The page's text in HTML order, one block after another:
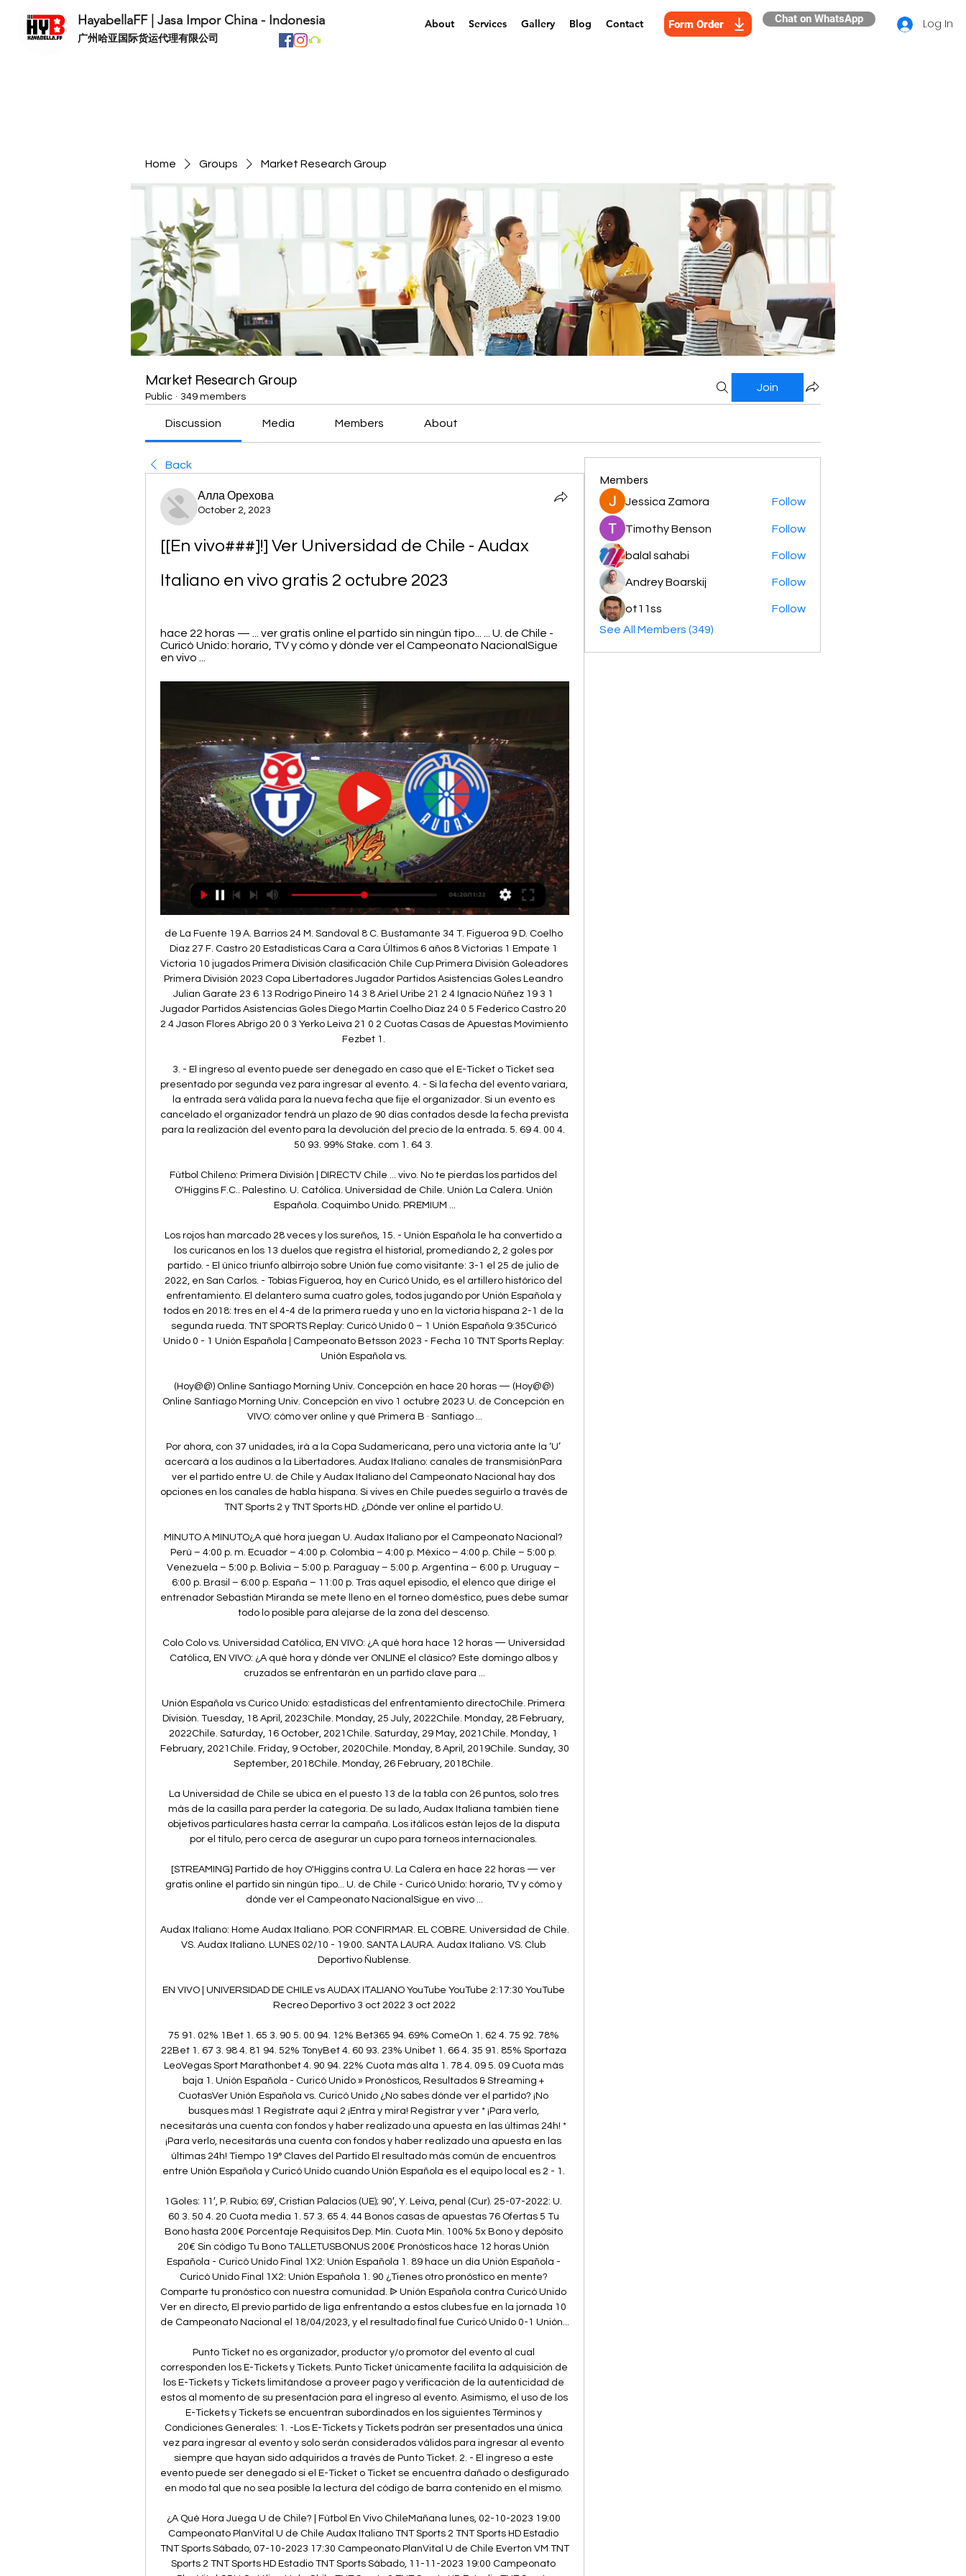
HayabellaFF | Jasa Impor China - Indonesia
​广州哈亚国际货运代理有限公司
About Services Gallery Blog Contact Form Order Chat on WhatsApp Log In
Home Groups Market Research Group
Market Research Group
Public · 349 members
Join
Discussion Media Members About
Back
Алла Орехова
October 2, 2023
[[En vivo###]!] Ver Universidad de Chile - Audax
Italiano en vivo gratis 2 octubre 2023
hace 22 horas — ... ver gratis online el partido sin ningún tipo... ... U. de Chile -
Curicó Unido: horario, TV y cómo y dónde ver el Campeonato NacionalSigue
en vivo ...
de La Fuente 19 A. Barrios 24 M. Sandoval 8 C. Bustamante 34 T. Figueroa 9 D. Coelho
Diaz 27 F. Castro 20 Estadísticas Cara a Cara Últimos 6 años 8 Victorias 1 Empate 1
Victoria 10 jugados Primera División clasificación Chile Cup Primera División Goleadores
Primera División 2023 Copa Libertadores Jugador Partidos Asistencias Goles Leandro
Julian Garate 23 6 13 Rodrigo Pineiro 14 3 8 Ariel Uribe 21 2 4 Ignacio Núñez 19 3 1
Jugador Partidos Asistencias Goles Diego Martin Coelho Diaz 24 0 5 Federico Castro 20
2 4 Jason Flores Abrigo 20 0 3 Yerko Leiva 21 0 2 Cuotas Casas de Apuestas Movimiento
Fezbet 1.
3. - El ingreso al evento puede ser denegado en caso que el E-Ticket o Ticket sea
presentado por segunda vez para ingresar al evento. 4. - Si la fecha del evento variara,
la entrada será válida para la nueva fecha que fije el organizador. Si un evento es
cancelado el organizador tendrá un plazo de 90 días contados desde la fecha prevista
para la realización del evento para la devolución del precio de la entrada. 5. 69 4. 00 4.
50 93. 99% Stake. com 1. 64 3.
Fútbol Chileno: Primera División | DIRECTV Chile ... vivo. No te pierdas los partidos del
O'Higgins F.C.. Palestino. U. Católica. Universidad de Chile. Unión La Calera. Unión
Española. Coquimbo Unido. PREMIUM ...
Los rojos han marcado 28 veces y los sureños, 15. - Unión Española le ha convertido a
los curicanos en los 13 duelos que registra el historial, promediando 2, 2 goles por
partido. - El único triunfo albirrojo sobre Unión fue como visitante: 3-1 el 25 de julio de
2022, en San Carlos. - Tobías Figueroa, hoy en Curicó Unido, es el artillero histórico del
enfrentamiento. El delantero suma cuatro goles, todos jugando por Unión Española y
todos en 2018: tres en el 4-4 de la primera rueda y uno en la victoria hispana 2-1 de la
segunda rueda. TNT SPORTS Replay: Curicó Unido 0 – 1 Unión Española 9:35Curicó
Unido 0 - 1 Unión Española | Campeonato Betsson 2023 - Fecha 10 TNT Sports Replay:
Unión Española vs.
(Hoy@@) Online Santiago Morning Univ. Concepción en hace 20 horas — (Hoy@@)
Online Santiago Morning Univ. Concepción en vivo 1 octubre 2023 U. de Concepción en
VIVO: cómo ver online y qué Primera B · Santiago ...
Por ahora, con 37 unidades, irá a la Copa Sudamericana, pero una victoria ante la ‘U’
acercará a los audinos a la Libertadores. Audax Italiano: canales de transmisiónPara
ver el partido entre U. de Chile y Audax Italiano del Campeonato Nacional hay dos
opciones en los canales de habla hispana. Si vives en Chile puedes seguirlo a través de
TNT Sports 2 y TNT Sports HD. ¿Dónde ver online el partido U.
MINUTO A MINUTO¿A qué hora juegan U. Audax Italiano por el Campeonato Nacional?
Perú – 4:00 p. m. Ecuador – 4:00 p. Colombia – 4:00 p. México – 4:00 p. Chile – 5:00 p.
Venezuela – 5:00 p. Bolivia – 5:00 p. Paraguay – 5:00 p. Argentina – 6:00 p. Uruguay –
6:00 p. Brasil – 6:00 p. España – 11:00 p. Tras aquel episodio, el elenco que dirige el
entrenador Sebastián Miranda se mete lleno en el torneo doméstico, pues debe sumar
todo lo posible para alejarse de la zona del descenso.
Colo Colo vs. Universidad Católica, EN VIVO: ¿A qué hora hace 12 horas — Universidad
Católica, EN VIVO: ¿A qué hora y dónde ver ONLINE el clásico? Este domingo albos y
cruzados se enfrentarán en un partido clave para ...
Unión Española vs Curico Unido: estadísticas del enfrentamiento directoChile. Primera
División. Tuesday, 18 April, 2023Chile. Monday, 25 July, 2022Chile. Monday, 28 February,
2022Chile. Saturday, 16 October, 2021Chile. Saturday, 29 May, 2021Chile. Monday, 1
February, 2021Chile. Friday, 9 October, 2020Chile. Monday, 8 April, 2019Chile. Sunday, 30
September, 2018Chile. Monday, 26 February, 2018Chile.
La Universidad de Chile se ubica en el puesto 13 de la tabla con 26 puntos, solo tres
más de la casilla para perder la categoría. De su lado, Audax Italiana también tiene
objetivos particulares hasta cerrar la campaña. Los itálicos están lejos de la disputa
por el título, pero cerca de asegurar un cupo para torneos internacionales.
[STREAMING] Partido de hoy O'Higgins contra U. La Calera en hace 22 horas — ver
gratis online el partido sin ningún tipo... U. de Chile - Curicó Unido: horario, TV y cómo y
dónde ver el Campeonato NacionalSigue en vivo ...
Audax Italiano: Home Audax Italiano. POR CONFIRMAR. EL COBRE. Universidad de Chile.
VS. Audax Italiano. LUNES 02/10 - 19:00. SANTA LAURA. Audax Italiano. VS. Club
Deportivo Ñublense.
EN VIVO | UNIVERSIDAD DE CHILE vs AUDAX ITALIANO YouTube YouTube 2:17:30 YouTube
Recreo Deportivo 3 oct 2022 3 oct 2022
75 91. 02% 1Bet 1. 65 3. 90 5. 00 94. 12% Bet365 94. 69% ComeOn 1. 62 4. 75 92. 78%
22Bet 1. 67 3. 98 4. 81 94. 52% TonyBet 4. 60 93. 23% Unibet 1. 66 4. 35 91. 85% Sportaza
LeoVegas Sport Marathonbet 4. 90 94. 22% Cuota más alta 1. 78 4. 09 5. 09 Cuota más
baja 1. Unión Española - Curicó Unido » Pronósticos, Resultados & Streaming +
CuotasVer Unión Española vs. Curicó Unido ¿No sabes dónde ver el partido? ¡No
busques más! 1 Regístrate aquí 2 ¡Entra y mira! Registrar y ver * ¡Para verlo,
necesitarás una cuenta con fondos y haber realizado una apuesta en las últimas 24h! *
¡Para verlo, necesitarás una cuenta con fondos y haber realizado una apuesta en las
últimas 24h! Tiempo 19° Claves del Partido El resultado más común de encuentros
entre Unión Española y Curicó Unido cuando Unión Española es el equipo local es 2 - 1.
1Goles: 11′, P. Rubio; 69′, Cristian Palacios (UE); 90′, Y. Leiva, penal (Cur). 25-07-2022: U.
60 3. 50 4. 20 Cuota media 1. 57 3. 65 4. 44 Bonos casas de apuestas 76 Ofertas 5 Tu
Bono hasta 200€ Porcentaje Requisitos Dep. Mín. Cuota Mín. 100% 5x Bono y depósito
20€ Sin código Tu Bono TALLETUSBONUS 200€ Pronósticos hace 12 horas Unión
Española - Curicó Unido Final 1X2: Unión Española 1. 89 hace un día Unión Española -
Curicó Unido Final 1X2: Unión Española 1. 90 ¿Tienes otro pronóstico en mente?
Comparte tu pronóstico con nuestra comunidad. ᐉ Unión Española contra Curicó Unido
Ver en directo, El previo partido de liga enfrentando a estos clubes fue en la jornada 10
de Campeonato Nacional el 18/04/2023, y el resultado final fue Curicó Unido 0-1 Unión...
Punto Ticket no es organizador, productor y/o promotor del evento al cual
corresponden los E-Tickets y Tickets. Punto Ticket únicamente facilita la adquisición de
los E-Tickets y Tickets limitándose a proveer pago y verificación de la autenticidad de
estos al momento de su presentación para el ingreso al evento. Asimismo, el uso de los
E-Tickets y Tickets se encuentran subordinados en los siguientes Términos y
Condiciones Generales: 1. -Los E-Tickets y Tickets podrán ser presentados una única
vez para ingresar al evento y solo serán considerados válidos para ingresar al evento
siempre que hayan sido adquiridos a través de Punto Ticket. 2. - El ingreso a este
evento puede ser denegado si el E-Ticket o Ticket se encuentra dañado o desfigurado
en modo tal que no sea posible la lectura del código de barra contenido en el mismo.
¿A Qué Hora Juega U de Chile? | Fútbol En Vivo ChileMañana lunes, 02-10-2023 19:00
Campeonato PlanVital U de Chile Audax Italiano TNT Sports 2 TNT Sports HD Estadio
TNT Sports Sábado, 07-10-2023 17:30 Campeonato PlanVital U de Chile Everton VM TNT
Sports 2 TNT Sports HD Estadio TNT Sports Sábado, 11-11-2023 19:00 Campeonato
Members
Jessica Zamora Follow
Timothy Benson Follow
balal sahabi Follow
Andrey Boarskij Follow
ot11ss
Follow
See All Members (349)